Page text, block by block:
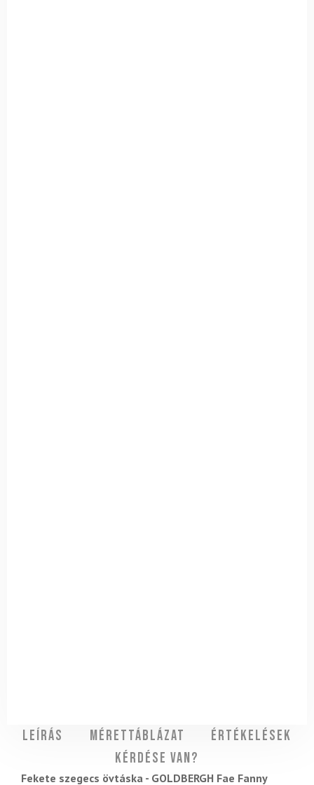
Leírás Mérettáblázat
Értékelések
Kérdése van?
Fekete szegecs övtáska - GOLDBERGH Fae Fanny